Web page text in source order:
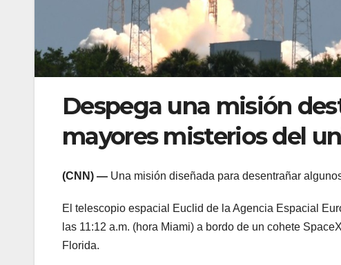
Despega una misión
mayores misterios del
(CNN) — Una misión diseñada para desentrañar
El telescopio espacial Euclid de la Agencia Espacial
las 11:12 a.m. (hora Miami) a bordo de un cohete
Florida.